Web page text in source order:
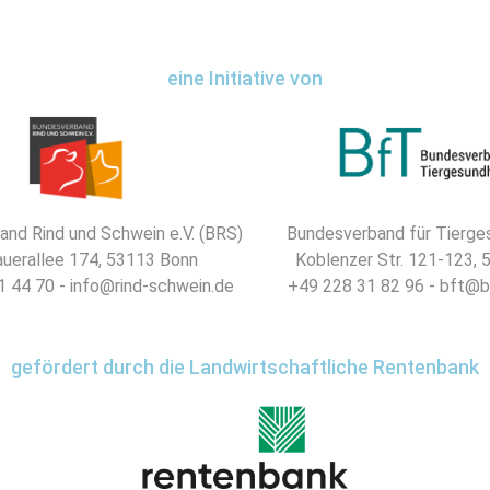
eine Initiative von
Rind und Schwein e.V. (BRS)
174, 53113 Bonn
44 70 - info@rind-schwein.de
Bundesverband für
Koblenzer Str. 121-123,
+49 228 31 82 96 -
gefördert durch die Landwirtschaftliche Rentenbank